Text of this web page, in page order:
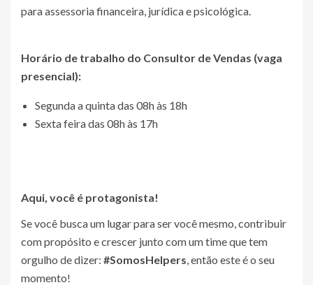
para assessoria financeira, jurídica e psicológica.
Horário de trabalho do Consultor de Vendas (vaga
presencial):
Segunda a quinta das 08h às 18h
Sexta feira das 08h às 17h
Aqui, você é protagonista!
Se você busca um lugar para ser você mesmo, contribuir
com propósito e crescer junto com um time que tem
orgulho de dizer: #SomosHelpers, então este é o seu
momento!